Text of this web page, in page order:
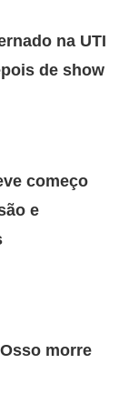
na UTI
de show
começo
e
morre